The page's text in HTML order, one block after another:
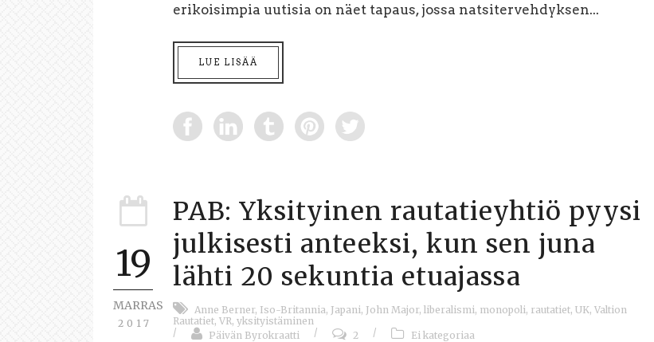
erikoisimpia uutisia on näet tapaus, jossa natsitervehdyksen...
LUE LISÄÄ
19
MARRAS
2017
PAB: Yksityinen rautatieyhtiö pyysi
julkisesti anteeksi, kun sen juna
lähti 20 sekuntia etuajassa
Anne Berner, Iso-Britannia, Japani, John Major, liberalismi, monopoli, rautatiet, UK, Valtion
Rautatiet, VR, yksityistäminen
/
Päivän Byrokraatti / 2 / Ei kategoriaa